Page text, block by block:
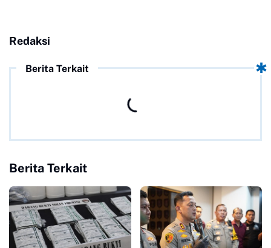
Redaksi
Berita Terkait
Berita Terkait